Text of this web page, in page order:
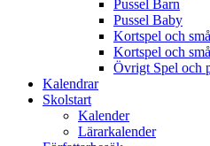
Pussel Barn
Pussel Baby
Kortspel och
Kortspel och
Övrigt Spel och
Kalendrar
Skolstart
Kalender
Lärarkalender